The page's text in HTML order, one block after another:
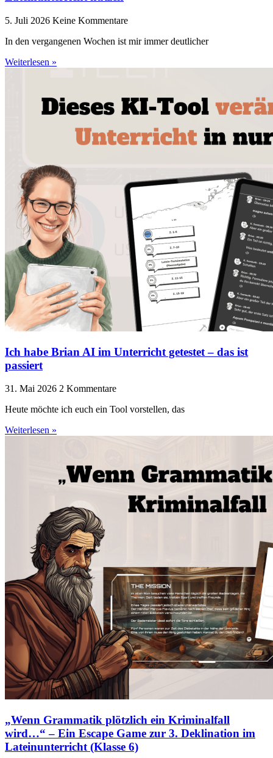
5. Juli 2026 Keine Kommentare
In den vergangenen Wochen ist mir immer deutlicher
Weiterlesen »
Ich habe Brian AI im Unterricht getestet – das ist
passiert
31. Mai 2026 2 Kommentare
Heute möchte ich euch ein Tool vorstellen, das
Weiterlesen »
„Wenn Grammatik plötzlich ein Kriminalfall
wird…“ – Ein Escape Game zur 3. Deklination im
Lateinunterricht (Klasse 6)